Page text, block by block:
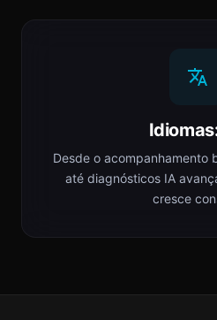
Desde o acompanhamento
até diagnósticos IA
cresce